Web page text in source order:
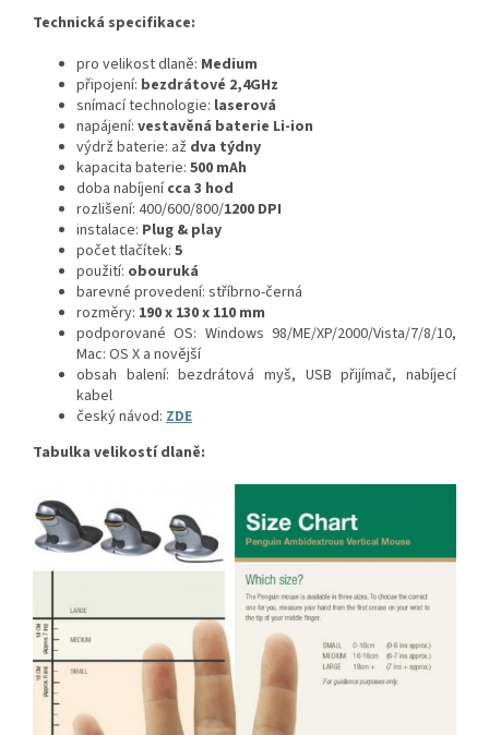
Technická specifikace:
pro velikost dlaně: Medium
připojení: bezdrátové 2,4GHz
snímací technologie: laserová
napájení: vestavěná baterie Li-ion
výdrž baterie: až dva týdny
kapacita baterie: 500 mAh
doba nabíjenícca 3 hod
rozlišení: 400/600/800/1200 DPI
instalace: Plug & play
počet tlačítek: 5
použití: obouruká
barevné provedení: stříbrno-černá
rozměry: 190 x 130 x 110 mm
podporované OS: Windows 98/ME/XP/2000/Vista/7/8/10,
Mac: OS X a novější
obsah balení: bezdrátová myš, USB přijímač, nabíjecí
kabel
český návod: ZDE
Tabulka velikostí dlaně: